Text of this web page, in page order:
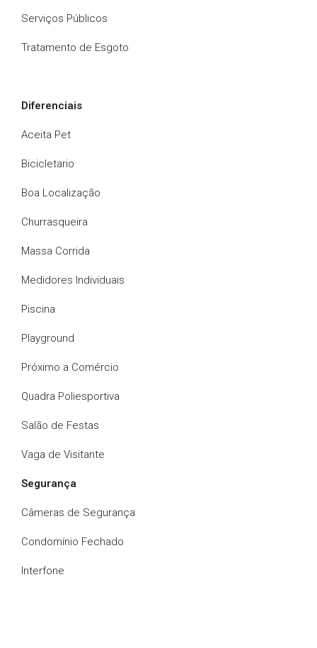
Serviços Públicos
Tratamento de Esgoto
Diferenciais
Aceita Pet
Bicicletario
Boa Localização
Churrasqueira
Massa Corrida
Medidores Individuais
Piscina
Playground
Próximo a Comércio
Quadra Poliesportiva
Salão de Festas
Vaga de Visitante
Segurança
Câmeras de Segurança
Condomínio Fechado
Interfone